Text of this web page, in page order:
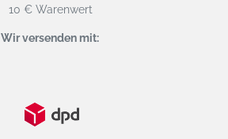
10 € Warenwert
Wir versenden mit: